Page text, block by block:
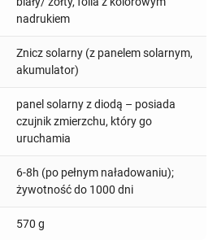
nadrukiem
Znicz solarny (z panelem solarnym,
akumulator)
panel solarny z diodą – posiada
czujnik zmierzchu, który go
uruchamia
6-8h (po pełnym naładowaniu);
żywotność do 1000 dni
570 g